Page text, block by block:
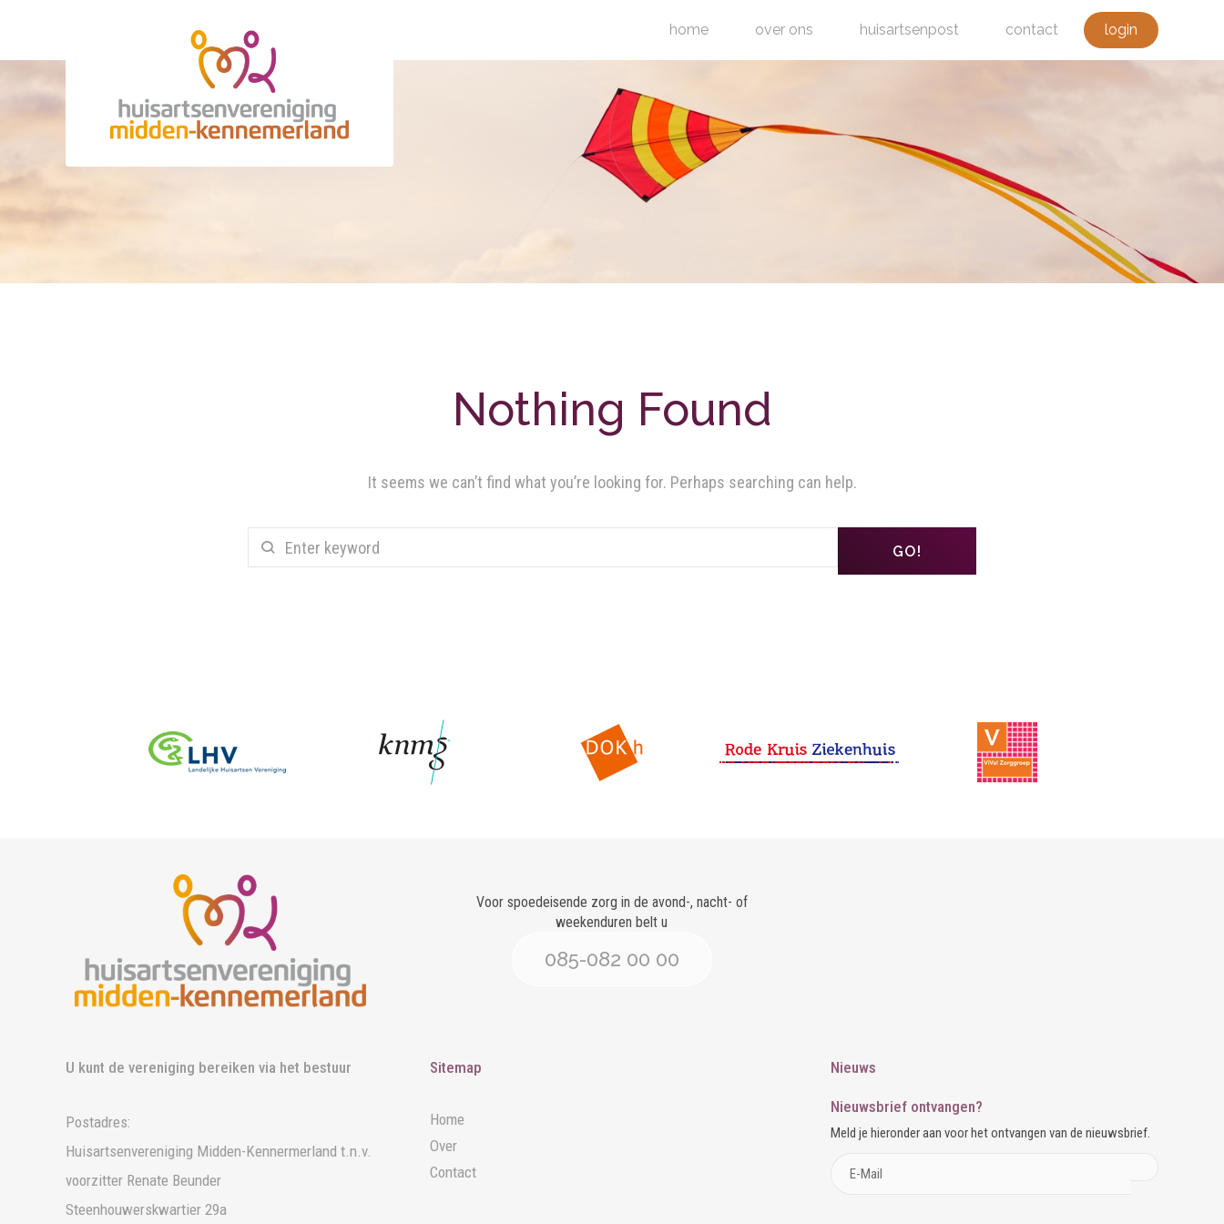
home over ons huisartsenpost contact login
Nothing Found
It seems we can’t find what you’re looking for. Perhaps searching can help.
GO!
Voor spoedeisende zorg in de avond-, nacht- of
weekenduren belt u
085-082 00 00
U kunt de vereniging bereiken via het bestuur
Postadres:
Huisartsenvereniging Midden-Kennermerland t.n.v.
voorzitter Renate Beunder
Steenhouwerskwartier 29a
Sitemap
Home
Over
Contact
Nieuws
Nieuwsbrief ontvangen?
Meld je hieronder aan voor het ontvangen van de nieuwsbrief.